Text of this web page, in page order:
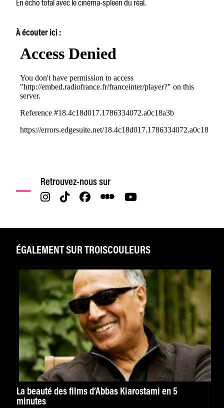
À écouter ici :
Retrouvez-nous sur
ÉGALEMENT SUR TROISCOULEURS
La beauté des films d’Abbas Kiarostami en 5
minutes